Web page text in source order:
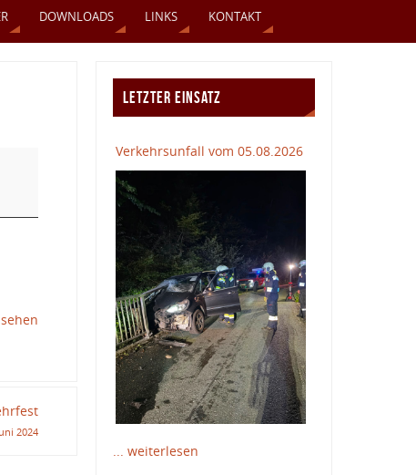
DOWNLOADS LINKS KONTAKT
2024
LETZTER EINSATZ
Verkehrsunfall vom 05.08.2026
... weiterlesen